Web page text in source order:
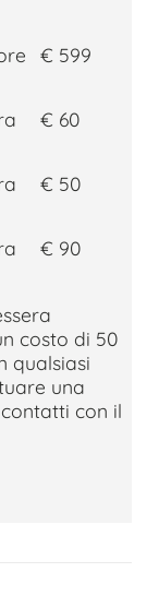
€ 599
€ 60
€ 50
€ 90
costo di 50
qualsiasi
una
con il